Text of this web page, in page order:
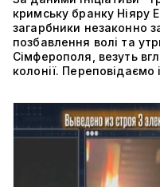
кримську бранку Ніяру
загарбники незаконно
позбавлення волі та
Сімферополя, везуть
колонії. Переповідаємо